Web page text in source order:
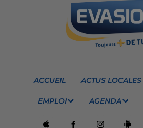
ACCUEIL ACTUS LOCALES
EMPLOI AGENDA